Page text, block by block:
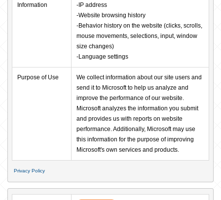
Information
-IP address
-Website browsing history
-Behavior history on the website (clicks, scrolls,
mouse movements, selections, input, window
size changes)
-Language settings
Purpose of Use
We collect information about our site users and
send it to Microsoft to help us analyze and
improve the performance of our website.
Microsoft analyzes the information you submit
and provides us with reports on website
performance. Additionally, Microsoft may use
this information for the purpose of improving
Microsoft's own services and products.
Privacy Policy
かんたん30秒でお試し査定